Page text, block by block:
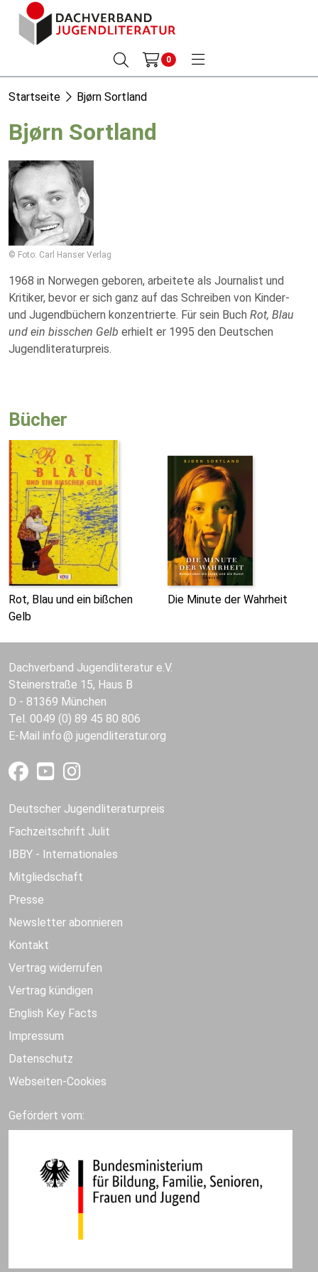
0
Startseite Bjørn Sortland
Bjørn Sortland
© Foto: Carl Hanser Verlag
1968 in Norwegen geboren, arbeitete als Journalist und
Kritiker, bevor er sich ganz auf das Schreiben von Kinder-
und Jugendbüchern konzentrierte. Für sein Buch Rot, Blau
und ein bisschen Gelb erhielt er 1995 den Deutschen
Jugendliteraturpreis.
Bücher
Rot, Blau und ein bißchen
Gelb
Die Minute der Wahrheit
Dachverband Jugendliteratur e.V.
Steinerstraße 15, Haus B
D - 81369 München
Tel. 0049 (0) 89 45 80 806
E-Mail info jugendliteratur.org
Deutscher Jugendliteraturpreis
Fachzeitschrift Julit
IBBY - Internationales
Mitgliedschaft
Presse
Newsletter abonnieren
Kontakt
Vertrag widerrufen
Vertrag kündigen
English Key Facts
Impressum
Datenschutz
Webseiten-Cookies
Gefördert vom: